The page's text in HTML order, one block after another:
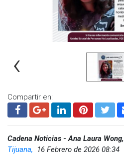
‹
Compartir en:
Cadena Noticias - Ana Laura Wong,
Tijuana,
16 Febrero de 2026 08:34